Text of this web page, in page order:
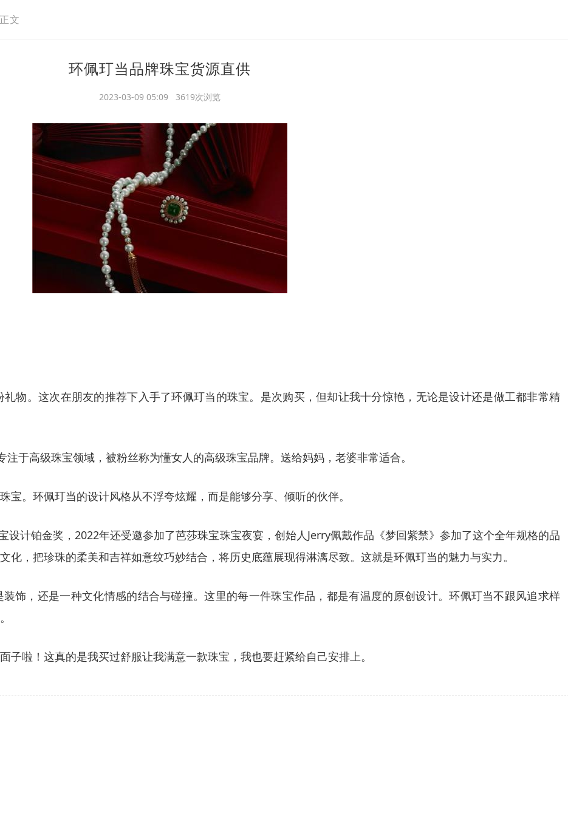
正文
环佩玎当品牌珠宝货源直供
2023-03-09 05:09 3619次浏览
物。这次在朋友的推荐下入手了环佩玎当的珠宝。是次购买，但却让我十分惊艳，无论是设计还是做工都非常精
于高级珠宝领域，被粉丝称为懂女人的高级珠宝品牌。送给妈妈，老婆非常适合。
。环佩玎当的设计风格从不浮夸炫耀，而是能够分享、倾听的伙伴。
计铂金奖，2022年还受邀参加了芭莎珠宝珠宝夜宴，创始人Jerry佩戴作品《梦回紫禁》参加了这个全年规格的品
化，把珍珠的柔美和吉祥如意纹巧妙结合，将历史底蕴展现得淋漓尽致。这就是环佩玎当的魅力与实力。
饰，还是一种文化情感的结合与碰撞。这里的每一件珠宝作品，都是有温度的原创设计。环佩玎当不跟风追求样
啦！这真的是我买过舒服让我满意一款珠宝，我也要赶紧给自己安排上。